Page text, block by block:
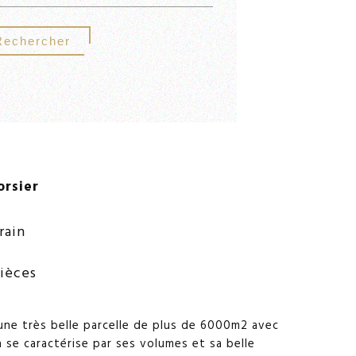
très belle parcelle de plus de 6000m2 avec
caractérise par ses volumes et sa belle